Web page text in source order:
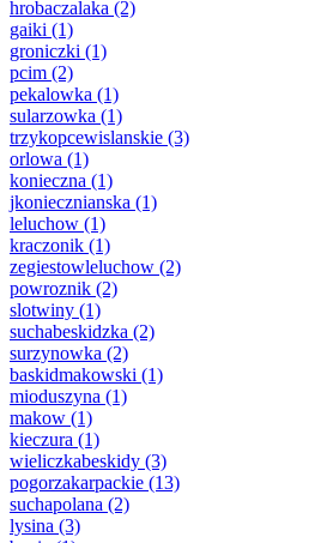
hrobaczalaka (2)
gaiki (1)
groniczki (1)
pcim (2)
pekalowka (1)
sularzowka (1)
trzykopcewislanskie (3)
orlowa (1)
konieczna (1)
jkoniecznianska (1)
leluchow (1)
kraczonik (1)
zegiestowleluchow (2)
powroznik (2)
slotwiny (1)
suchabeskidzka (2)
surzynowka (2)
baskidmakowski (1)
mioduszyna (1)
makow (1)
kieczura (1)
wieliczkabeskidy (3)
pogorzakarpackie (13)
suchapolana (2)
lysina (3)